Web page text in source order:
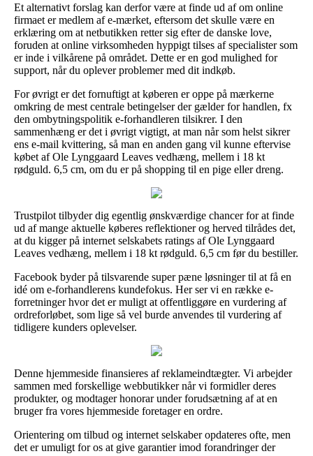
Et alternativt forslag kan derfor være at finde ud af om online
firmaet er medlem af e-mærket, eftersom det skulle være en
erklæring om at netbutikken retter sig efter de danske love,
foruden at online virksomheden hyppigt tilses af specialister som
er inde i vilkårene på området. Dette er en god mulighed for
support, når du oplever problemer med dit indkøb.
For øvrigt er det fornuftigt at køberen er oppe på mærkerne
omkring de mest centrale betingelser der gælder for handlen, fx
den ombytningspolitik e-forhandleren tilsikrer. I den
sammenhæng er det i øvrigt vigtigt, at man når som helst sikrer
ens e-mail kvittering, så man en anden gang vil kunne eftervise
købet af Ole Lynggaard Leaves vedhæng, mellem i 18 kt
rødguld. 6,5 cm, om du er på shopping til en pige eller dreng.
Trustpilot tilbyder dig egentlig ønskværdige chancer for at finde
ud af mange aktuelle køberes reflektioner og herved tilrådes det,
at du kigger på internet selskabets ratings af Ole Lynggaard
Leaves vedhæng, mellem i 18 kt rødguld. 6,5 cm før du bestiller.
Facebook byder på tilsvarende super pæne løsninger til at få en
idé om e-forhandlerens kundefokus. Her ser vi en række e-
forretninger hvor det er muligt at offentliggøre en vurdering af
ordreforløbet, som lige så vel burde anvendes til vurdering af
tidligere kunders oplevelser.
Denne hjemmeside finansieres af reklameindtægter. Vi arbejder
sammen med forskellige webbutikker når vi formidler deres
produkter, og modtager honorar under forudsætning af at en
bruger fra vores hjemmeside foretager en ordre.
Orientering om tilbud og internet selskaber opdateres ofte, men
det er umuligt for os at give garantier imod forandringer der